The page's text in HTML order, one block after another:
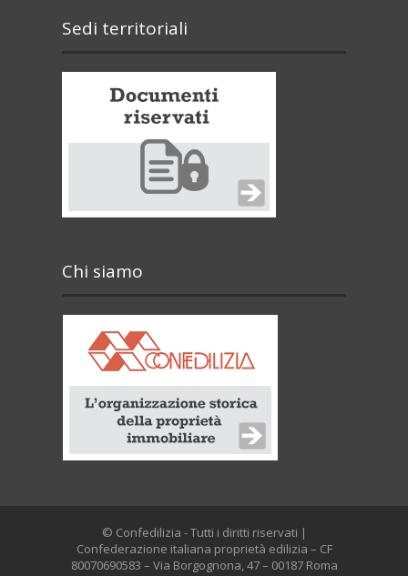
Sedi territoriali
Chi siamo
© Confedilizia - Tutti i diritti riservati |
Confederazione italiana proprietà edilizia – CF
80070690583 – Via Borgognona, 47 – 00187 Roma